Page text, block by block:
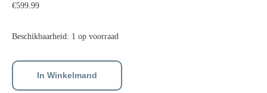
€599.99
Beschikbaarheid: 1 op voorraad
mfx-
m/soun
In Winkelmand